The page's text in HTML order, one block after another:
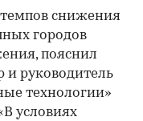
снижения
городов
пояснил
руководитель
технологии»
условиях